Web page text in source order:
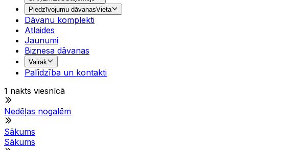
Piedzīvojumu dāvanasVieta
Dāvanu komplekti
Atlaides
Jaunumi
Biznesa dāvanas
Vairāk
Palīdzība un kontakti
1 nakts viesnīcā
Nedēļas nogalēm
Sākums
Sākums